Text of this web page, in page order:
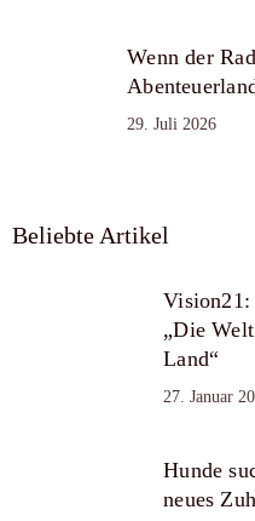
Wenn der
29. Juli 2026
Beliebte Artikel
„Die
Land“
27. Januar
Hunde
neues